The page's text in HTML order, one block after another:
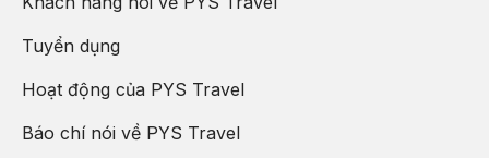
Tuyển dụng
Hoạt động của PYS Travel
Báo chí nói về PYS Travel